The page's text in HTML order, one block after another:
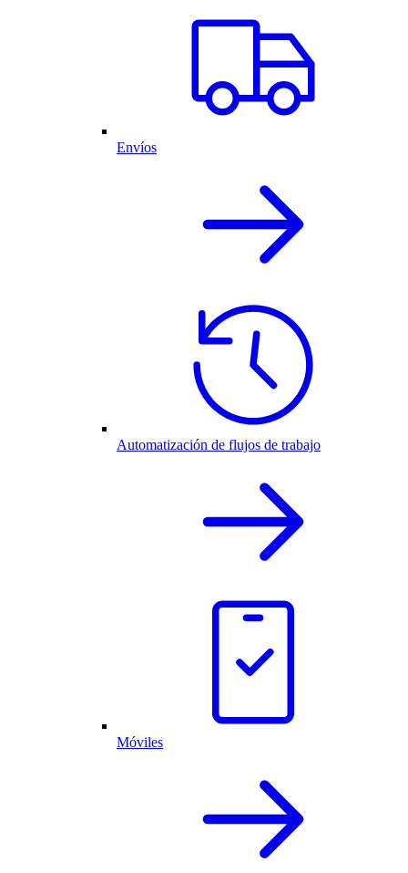
Envíos
Automatización de flujos de trabajo
Móviles